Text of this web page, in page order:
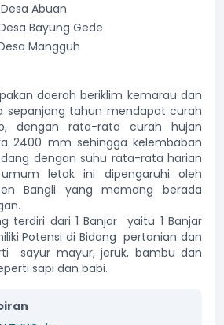
Abuan
Bayung Gede
Mangguh
daerah beriklim kemarau dan
sepanjang tahun mendapat curah
dengan rata-rata curah hujan
2400 mm sehingga kelembaban
dengan suhu rata-rata harian
letak ini dipengaruhi oleh
Bangli yang memang berada
terdiri dari 1 Banjar yaitu 1 Banjar
Potensi di Bidang pertanian dan
sayur mayur, jeruk, bambu dan
sapi dan babi.